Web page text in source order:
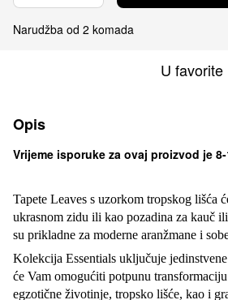
Narudžba od 2 komada
U favorite
Opis
Vrijeme isporuke za ovaj proizvod je
Tapete Leaves s uzorkom tropskog lišća
ukrasnom zidu ili kao pozadina za kauč
su prikladne za moderne aranžmane i
Kolekcija Essentials uključuje
će Vam omogućiti potpunu
egzotične životinje, tropsko lišće, kao i